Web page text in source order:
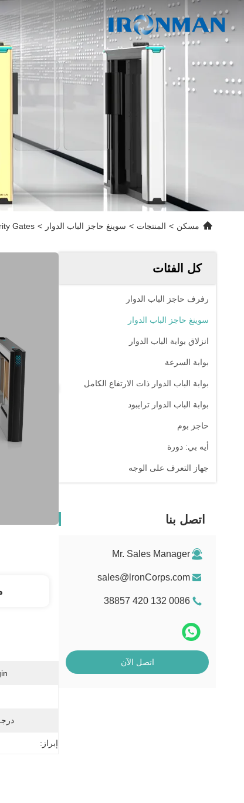
مسكن > المنتجات > سوينغ حاجز الباب الدوار >
Gates
كل الفئات
رفرف حاجز الباب الدوار
سوينغ حاجز الباب الدوار
انزلاق بوابة الباب الدوار
بوابة السرعة
بوابة الباب الدوار ذات الارتفاع الكامل
بوابة الباب الدوار ترايبود
حاجز بوم
أيه بي: دورة
جهاز التعرف على الوجه
اتصل بنا
Mr. Sales Manager
sales@lronCorps.com
0086 132 420 38857
اتصل الآن
إبراز: